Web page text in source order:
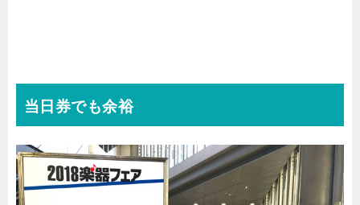
当日券でも余裕